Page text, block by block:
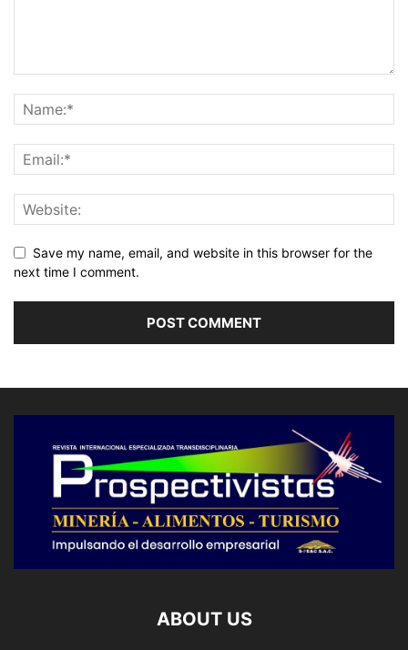
Save my name, email, and website in this browser for the
next time I comment.
ABOUT US